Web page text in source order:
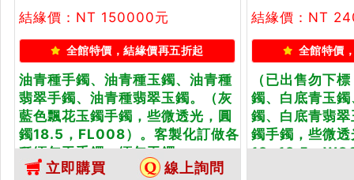
結緣價：NT 150000元
全館特價，結緣價再五折起
油青種手鐲、油青種玉鐲、油青種
翡翠手鐲、油青種翡翠玉鐲。（灰
藍色飄花玉鐲手鐲，些微透光，圓
鐲18.5，FL008）。客製化訂做各
種緬甸玉手鐲，緬甸玉鐲...
立即購買 線上詢問
結緣價：NT
全館特價
（已出售勿下
鐲、白底青玉
鐲、白底青翡
鐲手鐲，些微
18~18.5，